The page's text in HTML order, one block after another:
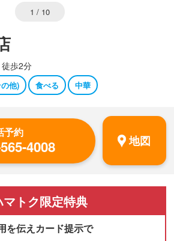
1 / 10
歩2分
他) 食べる 中華
予約
4008 地図
マトク限定特典
を伝えカード提示で